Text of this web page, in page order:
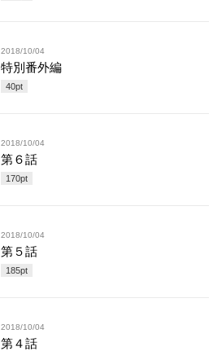
2018/10/04
特別番外編
40pt
2018/10/04
第６話
170pt
2018/10/04
第５話
185pt
2018/10/04
第４話